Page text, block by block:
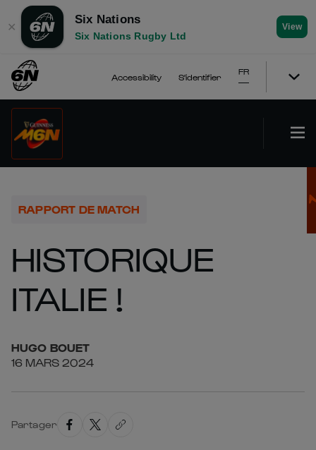
✕
Six Nations
Six Nations Rugby Ltd
View
Accessibility S'identifier
FR
RAPPORT DE MATCH
HISTORIQUE
ITALIE !
HUGO BOUET
16 MARS 2024
Partager